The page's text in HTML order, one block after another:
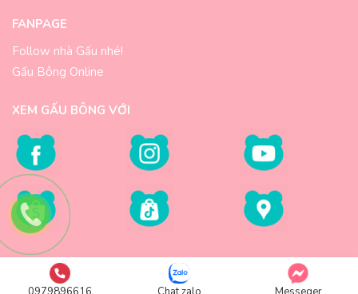
Cậu bé Shin bút chì mặc quần hình voi thật ngộ nghĩnh
Bài viết trên đây của Gấu bông online đã chia sẻ giúp bạn hiểu
thêm về ý nghĩa của gấu bông Shin và giúp bạn biết thêm về
một số loại gấu bông cậu bé Shin đang bán chạy ở Hà Nội.
Bạn đang muốn tìm mua cho con bạn một cậu bé bút chì Shin
nhưng không biết chọn kiểu gì cho phù hợp với lứa tuổi của con
FANPAGE
Follow nhà Gấu nhé!
Gấu Bông Online
XEM GẤU BÔNG VỚI
©2012 – 2025Gaubongonline.vn